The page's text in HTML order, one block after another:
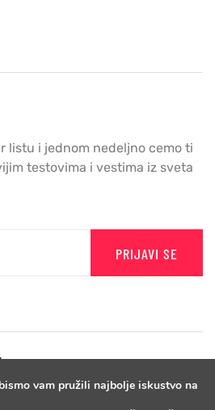
listu i jednom nedeljno cemo ti
testovima i vestima iz sveta
PRIJAVI SE
vam pružili najbolje iskustvo na